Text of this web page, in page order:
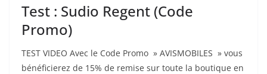
Test : Sudio Regent (Code
Promo)
TEST VIDEO Avec le Code Promo » AVISMOBILES » vous
bénéficierez de 15% de remise sur toute la boutique en